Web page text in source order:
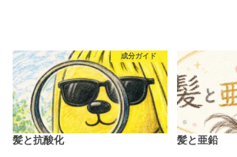
成分ガイド
髪と抗酸化 髪と亜鉛